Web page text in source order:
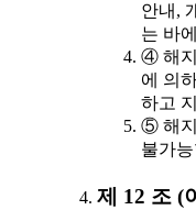
안내,
는 바
④ 해지
에 의
하고
⑤ 해지
불가
제 12 조 (